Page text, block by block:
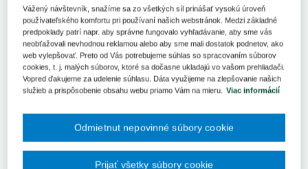
NITRA/ZLATÉ MORAVCE 11. apríla (SITA) - Dlh Mestskej
nemocnica Rudolfa Korca v Zlatých Moravciach voči Sociálnej
poisťovni (SP) sa vyšplhal na 284 175 eur. Podpísalo sa pod to
najmä enormné zvýšenie mzdových nákladov, ktoré zapríčnilo
zvyšovanie platov sestier a lekárov. Ďalším faktorom boli zvýšené
náklady na vykurovanie počas zimných mesiacov. Nemocnica
nedoplatok na odvodoch zaplatí na základe písomnej dohody so
klesať. Do konca apríla plánujeme zaplatiť približne jednu tretinu,
druhú pošleme v máji a tretiu v júni," povedal pre agentúru SITA
riaditeľ nemocnice Michal Grujbár.
Vážený návštevník, snažíme sa zo všetkých síl prinášať vysokú úroveň
používateľského komfortu pri používaní našich webstránok. Medzi základné
predpoklady patrí napr. aby správne fungovalo vyhľadávanie, aby sme vás
neobťažovali nevhodnou reklamou alebo aby sme mali dostatok podnetov, ako
web vylepšovať. Preto od Vás potrebujeme súhlas so spracovaním súborov
cookies, t. j. malých súborov, ktoré sa dočasne ukladajú vo vašom prehliadači.
Vopred ďakujeme za udelenie súhlasu. Dáta využijeme na zlepšovanie našich
služieb a prispôsobenie obsahu webu priamo Vám na mieru. Viac informácií
Odmietnut nepovinné súbory cookie
Prijať všetky súbory cookie